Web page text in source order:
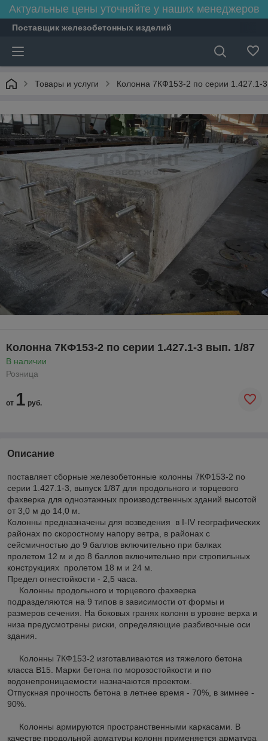
Актуальные цены уточняйте у наших менеджеров
Поставщик железобетонных изделий
Товары и услуги Колонна 7КФ153-2 по серии 1.427.1-
Колонна 7КФ153-2 по серии 1.427.1-3 вып. 1/87
В наличии
Розница
от 1 руб.
Описание
поставляет сборные железобетонные колонны 7КФ153-2 по
серии 1.427.1-3, выпуск 1/87 для продольного и торцевого
фахверка для одноэтажных производственных зданий высотой
от 3,0 м до 14,0 м.
Колонны предназначены для возведения в I-IV географических
районах по скоростному напору ветра, в районах с
сейсмичностью до 9 баллов включительно при балках
пролетом 12 м и до 8 баллов включительно при стропильных
конструкциях пролетом 18 м и 24 м.
Предел огнестойкости - 2,5 часа.
Колонны продольного и торцевого фахверка
подразделяются на 9 типов в зависимости от формы и
размеров сечения. На боковых гранях колонн в уровне верха и
низа предусмотрены риски, определяющие разбивочные оси
здания.
Колонны 7КФ153-2 изготавливаются из тяжелого бетона
класса В15. Марки бетона по морозостойкости и по
водонепроницаемости назначаются проектом.
Отпускная прочность бетона в летнее время - 70%, в зимнее -
90%.
Колонны армируются пространственными каркасами. В
качестве продольной арматуры колонн применяется арматура